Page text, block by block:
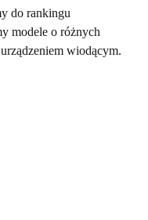
do rankingu
modele o różnych
wiodącym.